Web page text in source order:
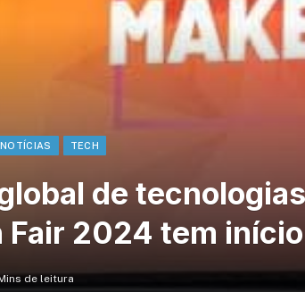
NOTÍCIAS TECH
de
2024 tem
de leitura